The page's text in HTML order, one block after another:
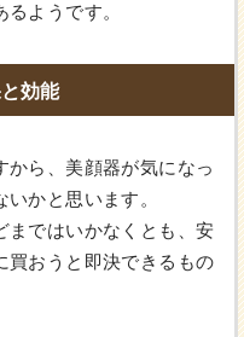
ようです。
効能
から、美顔器が気になっ
かと思います。
まではいかなくとも、安
買おうと即決できるもの